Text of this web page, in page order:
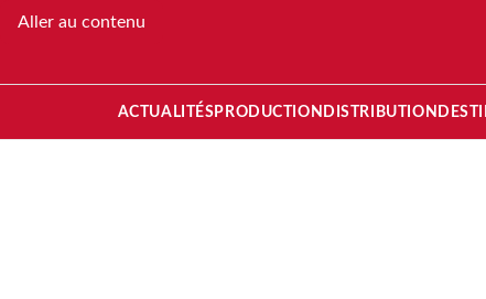
Aller au contenu
ACTUALITÉS PRODUCTION DISTRIBUTION